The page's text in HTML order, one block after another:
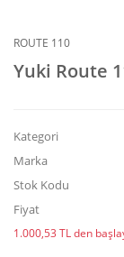
ROUTE 110
Yuki Route
Kategori
Marka
Stok Kodu
Fiyat
1.000,53 TL den